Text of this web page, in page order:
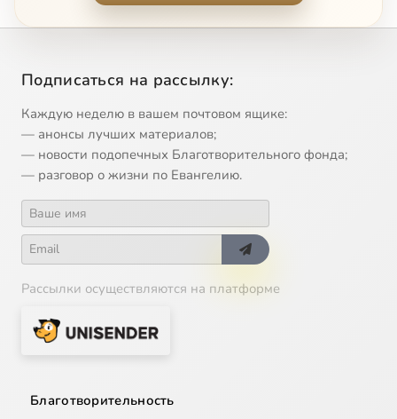
Подписаться на рассылку:
Каждую неделю в вашем почтовом ящике:
— анонсы лучших материалов;
— новости подопечных Благотворительного фонда;
— разговор о жизни по Евангелию.
Рассылки осуществляются на платформе
Благотворительность